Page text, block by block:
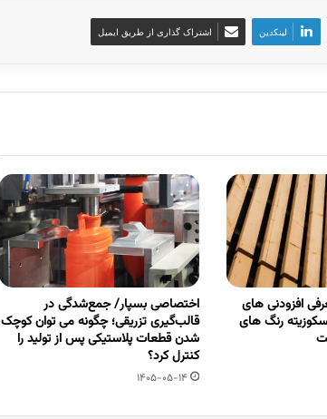
لینکدین اشتراک گذاری از طریق ایمیل
افزودنی های
رنگ های
اختصاصی بسپار/ جمع‌شدگی در
قالب‌گیری تزریقی؛ چگونه می توان کوچک
شدن قطعات پلاستیکی پس از تولید را
کنترل کرد؟
1405-05-14